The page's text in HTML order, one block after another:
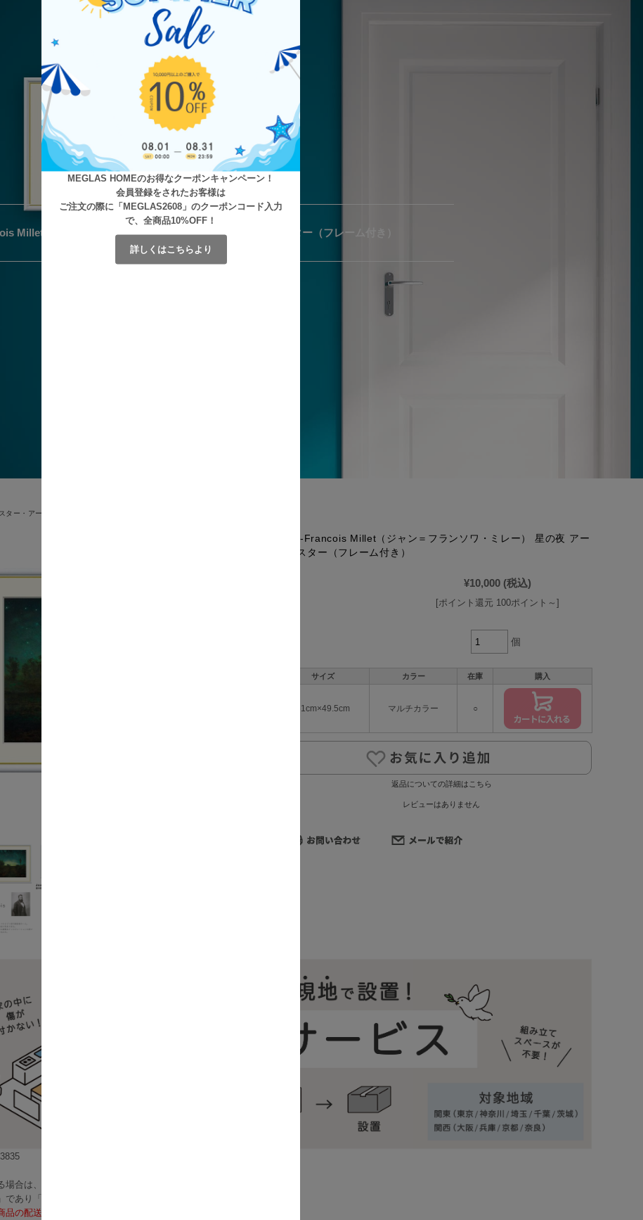
MEGLAS HOMEのお得なクーポンキャンペーン！
会員登録をされたお客様は
ご注文の際に「MEGLAS2608」のクーポンコード入力
で、全商品10%OFF！
詳しくはこちらより
ター・アートパネル
Jean-Francois Millet（ジャン＝フランソワ・ミレー） 星の夜 アー
トポスター（フレーム付き）
¥10,000 (税込)
[ポイント還元 100ポイント～]
個
サイズ カラー 在庫 購入
61cm×49.5cm マルチカラー ○
返品についての詳細はこちら
レビューはありません
場合は、6～8営業日で発送いたします。
であり「お届け」ではございませんのでご注意ください）
品の配送料は無料となります。